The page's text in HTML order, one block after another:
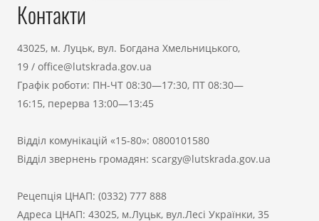
Контакти
43025, м. Луцьк, вул. Богдана Хмельницького,
19 / office@lutskrada.gov.ua
Графік роботи: ПН-ЧТ 08:30—17:30, ПТ 08:30—
16:15, перерва 13:00—13:45
Відділ комунікацій «15-80»: 0800101580
Відділ звернень громадян: scargy@lutskrada.gov.ua
Рецепція ЦНАП: (0332) 777 888
Адреса ЦНАП: 43025, м.Луцьк, вул.Лесі Українки, 35